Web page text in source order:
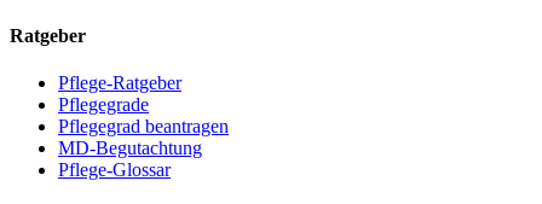
Ratgeber
Pflege-Ratgeber
Pflegegrade
Pflegegrad beantragen
MD-Begutachtung
Pflege-Glossar